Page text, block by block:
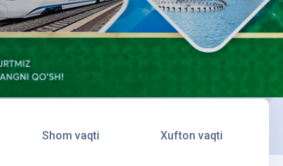
Shom vaqti Xufton vaqti